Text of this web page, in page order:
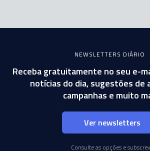
NEWSLETTERS DIÁRIO
Receba gratuitamente no seu e-
notícias do dia, sugestões de
campanhas e muito
Ver newsletters
Consulte as opções e